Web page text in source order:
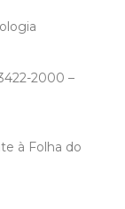
2000 –
à Folha do